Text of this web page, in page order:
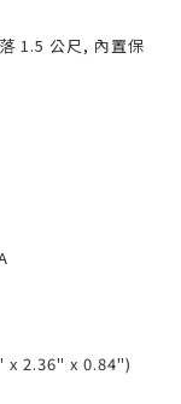
1.5 公尺, 內置保
x 2.36" x 0.84")